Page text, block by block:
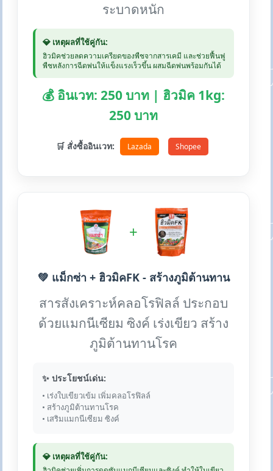
ระบาดหนัก
💎 เหตุผลที่ใช้คู่กัน:
ฮิวมิคช่วยลดความเครียดของพืชจากสารเคมี และช่วยฟื้นฟู
พืชหลังการฉีดพ่นให้แข็งแรงเร็วขึ้น ผสมฉีดพ่นพร้อมกันได้
💰 อินเวท: 250 บาท | ฮิวมิค 1kg:
250 บาท
🛒 สั่งซื้ออินเวท: Lazada Shopee
+
💚 แม็กซ่า + ฮิวมิคFK - สร้างภูมิต้านทาน
สารสังเคราะห์คลอโรฟิลล์ ประกอบ
ด้วยแมกนีเซียม ซิงค์ เร่งเขียว สร้าง
ภูมิต้านทานโรค
✨ ประโยชน์เด่น:
• เร่งใบเขียวเข้ม เพิ่มคลอโรฟิลล์
• สร้างภูมิต้านทานโรค
• เสริมแมกนีเซียม ซิงค์
💎 เหตุผลที่ใช้คู่กัน: